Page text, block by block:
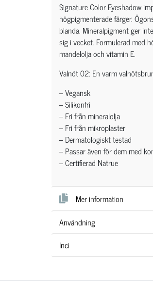
Signature Color Eyeshadow
högpigmenterade färger.
blanda. Mineralpigment ger
sig i vecket. Formulerad med
mandelolja och vitamin E.
Valnöt 02: En varm
– Vegansk
– Silikonfri
– Fri från mineralolja
– Fri från mikroplaster
– Dermatologiskt testad
– Passar även för dem med
– Certifierad Natrue
Mer information
Användning
Inci